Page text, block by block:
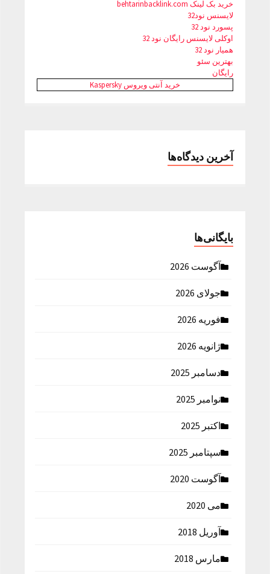
خرید بک لینک behtarinbacklink.com
لایسنس نود32
پسورد نود 32
اوکلی لایسنس رایگان نود 32
همیار نود 32
بهترین سئو
رایگان
خرید آنتی ویروس Kaspersky
آخرین دیدگاه‌ها
بایگانی‌ها
آگوست 2026
جولای 2026
فوریه 2026
ژانویه 2026
دسامبر 2025
نوامبر 2025
اکتبر 2025
سپتامبر 2025
آگوست 2020
می 2020
آوریل 2018
مارس 2018